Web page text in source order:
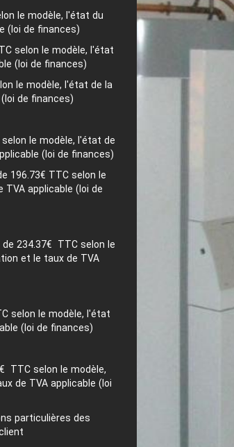
le modèle, l'état du
(loi de finances)
selon le modèle, l'état
(loi de finances)
le modèle, l'état de la
de finances)
selon le modèle, l'état de
(loi de finances)
196.73€ TTC selon le
applicable (loi de
de 234.37€ TTC selon le
et le taux de TVA
selon le modèle, l'état
(loi de finances)
TTC selon le modèle,
de TVA applicable (loi
particulières des